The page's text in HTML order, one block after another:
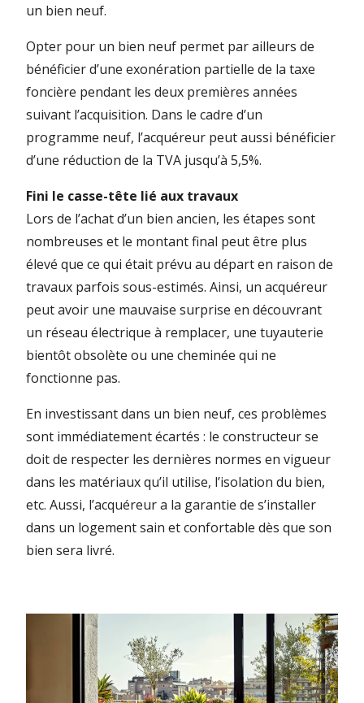
un bien neuf.
Opter pour un bien neuf permet par ailleurs de
bénéficier d’une exonération partielle de la taxe
foncière pendant les deux premières années
suivant l’acquisition. Dans le cadre d’un
programme neuf, l’acquéreur peut aussi bénéficier
d’une réduction de la TVA jusqu’à 5,5%.
Fini le casse-tête lié aux travaux
Lors de l’achat d’un bien ancien, les étapes sont
nombreuses et le montant final peut être plus
élevé que ce qui était prévu au départ en raison de
travaux parfois sous-estimés. Ainsi, un acquéreur
peut avoir une mauvaise surprise en découvrant
un réseau électrique à remplacer, une tuyauterie
bientôt obsolète ou une cheminée qui ne
fonctionne pas.
En investissant dans un bien neuf, ces problèmes
sont immédiatement écartés : le constructeur se
doit de respecter les dernières normes en vigueur
dans les matériaux qu’il utilise, l’isolation du bien,
etc. Aussi, l’acquéreur a la garantie de s’installer
dans un logement sain et confortable dès que son
bien sera livré.